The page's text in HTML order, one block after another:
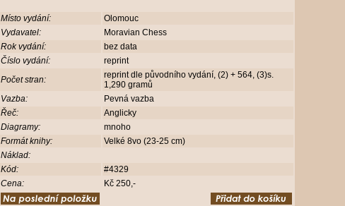
Místo vydání:
Olomouc
Vydavatel:
Moravian Chess
Rok vydání:
bez data
Číslo vydání:
reprint
Počet stran:
reprint dle původního vydání, (2) + 564, (3)s.
1,290 gramů
Vazba:
Pevná vazba
Řeč:
Anglicky
Diagramy:
mnoho
Formát knihy:
Velké 8vo (23-25 cm)
Náklad:
Kód:
#4329
Cena:
Kč 250,-